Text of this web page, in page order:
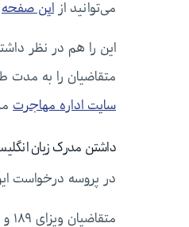
می‌توانید از این صفحه
متقاضیان را به مدت
سایت اداره مهاجرت
داشتن مدرک زبان
در پروسه درخواست